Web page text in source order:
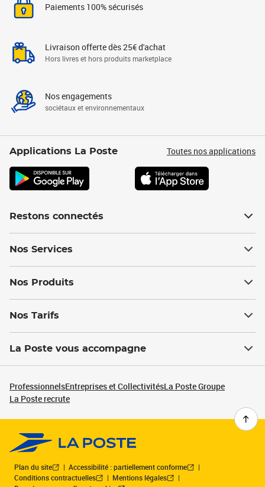
Paiements 100% sécurisés
Livraison offerte dès 25€ d'achat
Hors livres et hors produits marketplace
Nos engagements
sociétaux et environnementaux
Applications La Poste Toutes nos applications
Restons connectés
Nos Services
Nos Produits
Nos Tarifs
La Poste vous accompagne
ProfessionnelsEntreprises et CollectivitésLa Poste Groupe
La Poste recrute
Plan du site
Accessibilité : partiellement conforme
Conditions contractuelles
Mentions légales